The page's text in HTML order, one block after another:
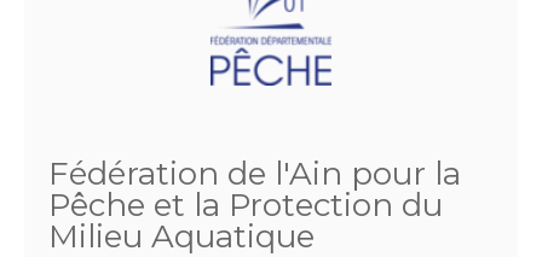
Fédération de l'Ain pour la
Pêche et la Protection du
Milieu Aquatique